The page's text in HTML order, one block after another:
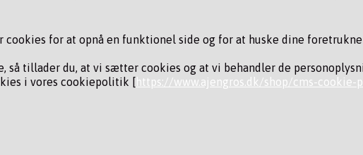
cookies for at opnå en funktionel side og for at huske dine
så tillader du, at vi sætter cookies og at vi behandler de
i vores cookiepolitik [https://www.ajengros.dk/shop/cms-cookie-
RING